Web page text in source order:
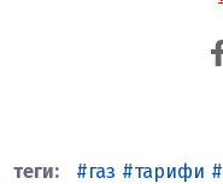
газ тарифи